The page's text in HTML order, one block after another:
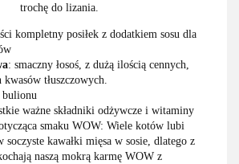
trochę do lizania.
kompletny posiłek z dodatkiem sosu dla
: smaczny łosoś, z dużą ilością cennych,
tłuszczowych.
ważne składniki odżywcze i witaminy
smaku WOW: Wiele kotów lubi
soczyste kawałki mięsa w sosie, dlatego z
naszą mokrą karmę WOW z